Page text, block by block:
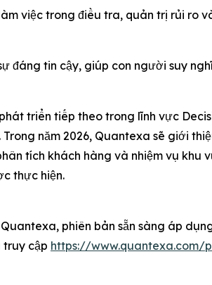
việc trong điều tra, quản trị rủi ro
đáng tin cậy, giúp con người suy
triển tiếp theo trong lĩnh vực
năm 2026, Quantexa sẽ giới
tích khách hàng và nhiệm vụ
thực hiện.
phiên bản sẵn sàng áp
truy cập https://